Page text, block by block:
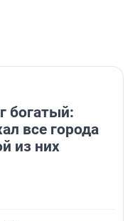
может
богатый:
все города
из них